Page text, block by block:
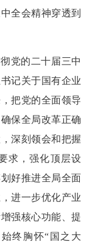
全会精神穿透到
党的二十届三中
记关于国有企业
把党的全面领导
保全局改革正确
深刻领会和把握
求，强化顶层设
好推进全局全面
进一步优化产业
强核心功能、提
终胸怀“国之大